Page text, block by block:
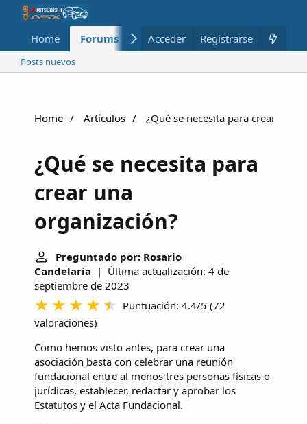
Home Forums Nuevo Miembros
Acceder Registrarse
Posts nuevos
Home Artículos ¿Qué se necesita para crear una
¿Qué se necesita para
crear una
organización?
Preguntado por: Rosario
Candelaria | Última actualización: 4 de
septiembre de 2023
Puntuación: 4.4/5 (72
valoraciones)
Como hemos visto antes, para crear una
asociación basta con celebrar una reunión
fundacional entre al menos tres personas físicas o
jurídicas, establecer, redactar y aprobar los
Estatutos y el Acta Fundacional.